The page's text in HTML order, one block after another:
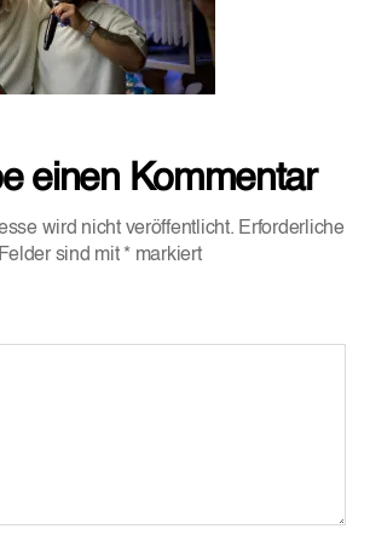
einen Kommentar
wird nicht veröffentlicht. Erforderliche
Felder sind mit * markiert